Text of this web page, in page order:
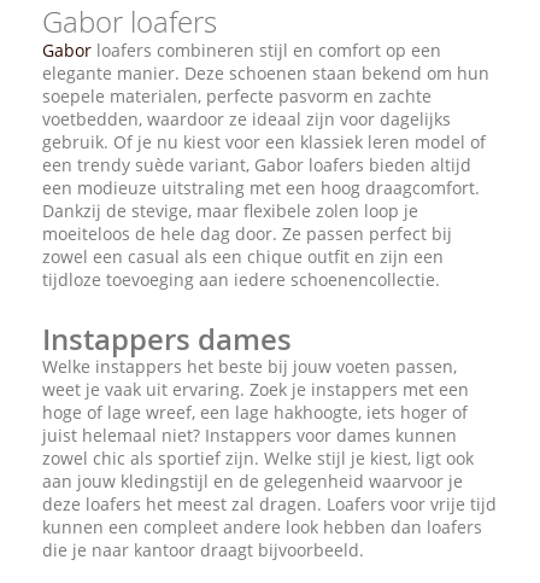
Gabor loafers
Gabor loafers combineren stijl en comfort op een
elegante manier. Deze schoenen staan bekend om hun
soepele materialen, perfecte pasvorm en zachte
voetbedden, waardoor ze ideaal zijn voor dagelijks
gebruik. Of je nu kiest voor een klassiek leren model of
een trendy suède variant, Gabor loafers bieden altijd
een modieuze uitstraling met een hoog draagcomfort.
Dankzij de stevige, maar flexibele zolen loop je
moeiteloos de hele dag door. Ze passen perfect bij
zowel een casual als een chique outfit en zijn een
tijdloze toevoeging aan iedere schoenencollectie.
Instappers dames
Welke instappers het beste bij jouw voeten passen,
weet je vaak uit ervaring. Zoek je instappers met een
hoge of lage wreef, een lage hakhoogte, iets hoger of
juist helemaal niet? Instappers voor dames kunnen
zowel chic als sportief zijn. Welke stijl je kiest, ligt ook
aan jouw kledingstijl en de gelegenheid waarvoor je
deze loafers het meest zal dragen. Loafers voor vrije tijd
kunnen een compleet andere look hebben dan loafers
die je naar kantoor draagt bijvoorbeeld.